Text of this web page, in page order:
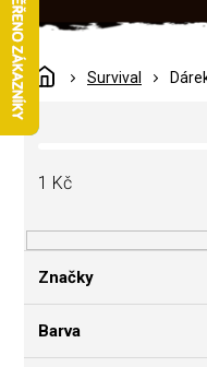
DomůSurvival
P
o
a
n
í
a
1 Kč
Značky
Barva